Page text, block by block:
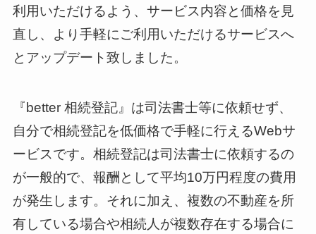
利用いただけるよう、サービス内容と価格を見
直し、より手軽にご利用いただけるサービスへ
とアップデート致しました。
『better 相続登記』は司法書士等に依頼せず、
自分で相続登記を低価格で手軽に行えるWebサ
ービスです。相続登記は司法書士に依頼するの
が一般的で、報酬として平均10万円程度の費用
が発生します。それに加え、複数の不動産を所
有している場合や相続人が複数存在する場合に